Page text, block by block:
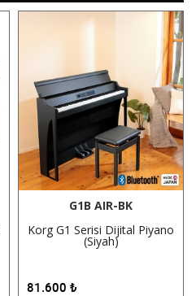
G1B AIR-BK
Korg G1 Serisi Dijital Piyano
(Siyah)
81.600 ₺